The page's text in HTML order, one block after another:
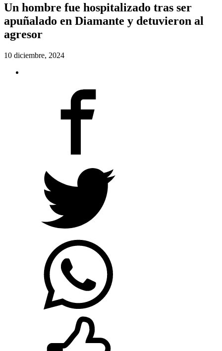
Un hombre fue hospitalizado tras ser
apuñalado en Diamante y detuvieron al
agresor
10 diciembre, 2024